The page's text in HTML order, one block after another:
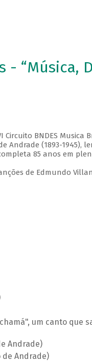
- “Música,
BNDES Musica
Andrade (1893-1945),
85 anos em
de Edmundo
um canto que
Andrade)
de Andrade)